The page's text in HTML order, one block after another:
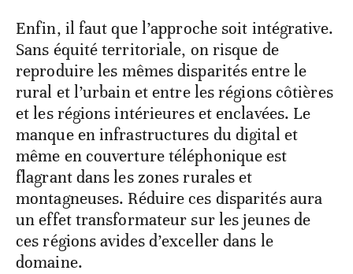
Enfin, il faut que l’approche soit intégrative.
Sans équité territoriale, on risque de
reproduire les mêmes disparités entre le
rural et l’urbain et entre les régions côtières
et les régions intérieures et enclavées. Le
manque en infrastructures du digital et
même en couverture téléphonique est
flagrant dans les zones rurales et
montagneuses. Réduire ces disparités aura
un effet transformateur sur les jeunes de
ces régions avides d’exceller dans le
domaine.